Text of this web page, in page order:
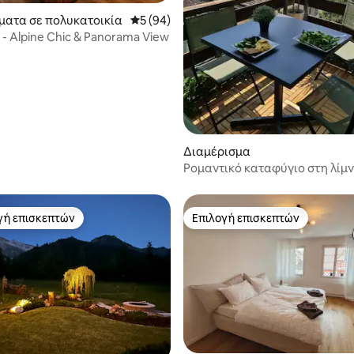
σε πολυκατοικία Μέση βαθμολογία: 5 στα 5, 94 κριτικές
5 (94)
- Alpine Chic & Panorama View
Διαμέρισμα
Ρομαντικό καταφύγιο στη
επιλογή επισκεπτών
επισκεπτών Επιλογή επισκεπτών
Επιλογή επισκεπτών